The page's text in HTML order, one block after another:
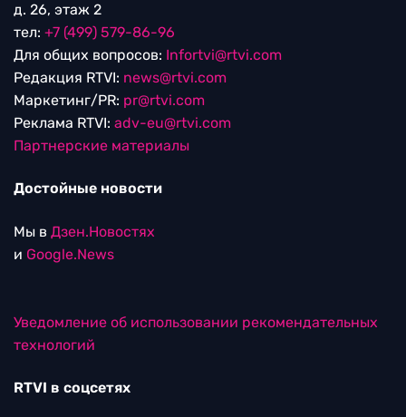
д. 26, этаж 2
тел: +7 (499) 579-86-96
Для общих вопросов: Infortvi@rtvi.com
Редакция RTVI: news@rtvi.com
Маркетинг/PR: pr@rtvi.com
Реклама RTVI: adv-eu@rtvi.com
Партнерские материалы
Достойные новости
Мы в Дзен.Новостях
и Google.News
Уведомление об использовании рекомендательных
технологий
RTVI в соцсетях